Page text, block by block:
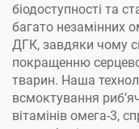
біодоступності та
багато незамінних
ДГК, завдяки чому
покращенню
тварин. Наша
всмоктування
вітамінів омега-3,